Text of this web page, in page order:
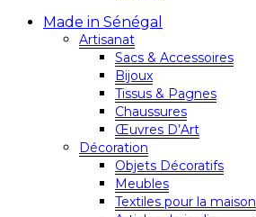
Made in Sénégal
Artisanat
Sacs & Accessoires
Bijoux
Tissus & Pagnes
Chaussures
Œuvres D’Art
Décoration
Objets Décoratifs
Meubles
Textiles pour la maison